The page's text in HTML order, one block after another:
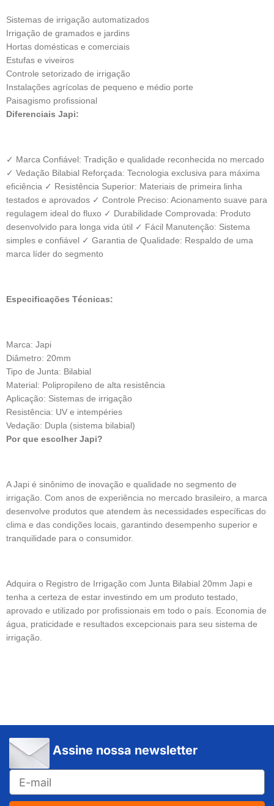
Sistemas de irrigação automatizados
Irrigação de gramados e jardins
Hortas domésticas e comerciais
Estufas e viveiros
Controle setorizado de irrigação
Instalações agrícolas de pequeno e médio porte
Paisagismo profissional
Diferenciais Japi:
✓ Marca Confiável: Tradição e qualidade reconhecida no mercado
✓ Vedação Bilabial Reforçada: Tecnologia exclusiva para máxima
eficiência ✓ Resistência Superior: Materiais de primeira linha
testados e aprovados ✓ Controle Preciso: Acionamento suave para
regulagem ideal do fluxo ✓ Durabilidade Comprovada: Produto
desenvolvido para longa vida útil ✓ Fácil Manutenção: Sistema
simples e confiável ✓ Garantia de Qualidade: Respaldo de uma
marca líder do segmento
Especificações Técnicas:
Marca: Japi
Diâmetro: 20mm
Tipo de Junta: Bilabial
Material: Polipropileno de alta resistência
Aplicação: Sistemas de irrigação
Resistência: UV e intempéries
Vedação: Dupla (sistema bilabial)
Por que escolher Japi?
A Japi é sinônimo de inovação e qualidade no segmento de
irrigação. Com anos de experiência no mercado brasileiro, a marca
desenvolve produtos que atendem às necessidades específicas do
clima e das condições locais, garantindo desempenho superior e
tranquilidade para o consumidor.
Adquira o Registro de Irrigação com Junta Bilabial 20mm Japi e
tenha a certeza de estar investindo em um produto testado,
aprovado e utilizado por profissionais em todo o país. Economia de
água, praticidade e resultados excepcionais para seu sistema de
irrigação.
Assine nossa newsletter